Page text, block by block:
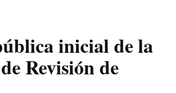
inicial de la
Revisión de